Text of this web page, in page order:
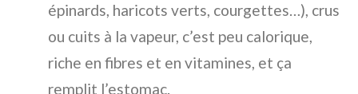
épinards, haricots verts, courgettes…), crus
ou cuits à la vapeur, c’est peu calorique,
riche en fibres et en vitamines, et ça
remplit l’estomac.